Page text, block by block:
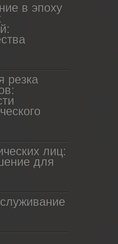
в эпоху
резка
лиц:
для